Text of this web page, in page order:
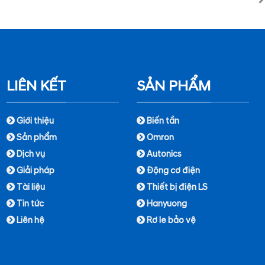
LIÊN KẾT
Giới thiệu
Sản phẩm
Dịch vụ
Giải pháp
Tài liệu
Tin tức
Liên hệ
SẢN PHẨM
Biến tần
Omron
Autonics
Động cơ điện
Thiết bị điện LS
Hanyuong
Rơ le bảo vệ